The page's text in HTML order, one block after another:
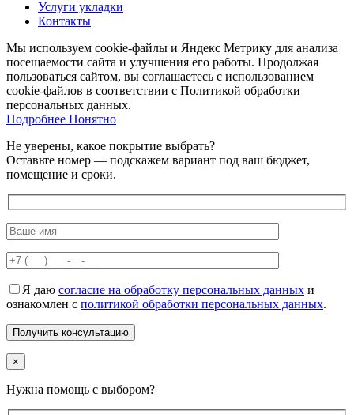
Услуги укладки
Контакты
Мы используем cookie-файлы и Яндекс Метрику для анализа
посещаемости сайта и улучшения его работы. Продолжая
пользоваться сайтом, вы соглашаетесь с использованием
cookie-файлов в соответствии с Политикой обработки
персональных данных.
Подробнее Подробнее
Понятно
Не уверены, какое покрытие выбрать?
Оставьте номер — подскажем вариант под ваш бюджет,
помещение и сроки.
Я даю согласие на обработку персональных данных и
ознакомлен с политикой обработки персональных данных.
×
Нужна помощь с выбором?